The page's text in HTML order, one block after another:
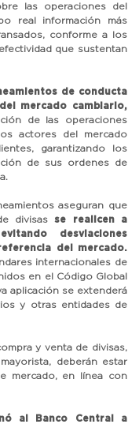
las operaciones del
real información más
conforme a los
que sustentan
de conducta
mercado cambiario,
de las operaciones
actores del mercado
garantizando los
de sus ordenes de
aseguran que
divisasse realicen a
desviaciones
del mercado.
internacionales de
en el Código Global
aplicación se extenderá
y otras entidades de
y venta de divisas,
deberán estar
mercado, en línea con
al Banco Central a